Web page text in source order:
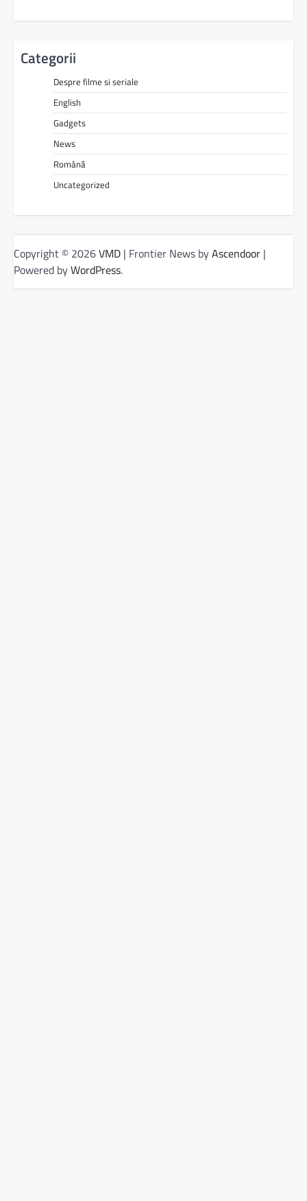
Categorii
Despre filme si seriale
English
Gadgets
News
Română
Uncategorized
Copyright © 2026VMD | Frontier News byAscendoor |
Powered byWordPress.